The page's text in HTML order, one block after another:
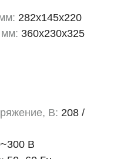
282х145х220
мм: 360х230х325
В: 208 /
В